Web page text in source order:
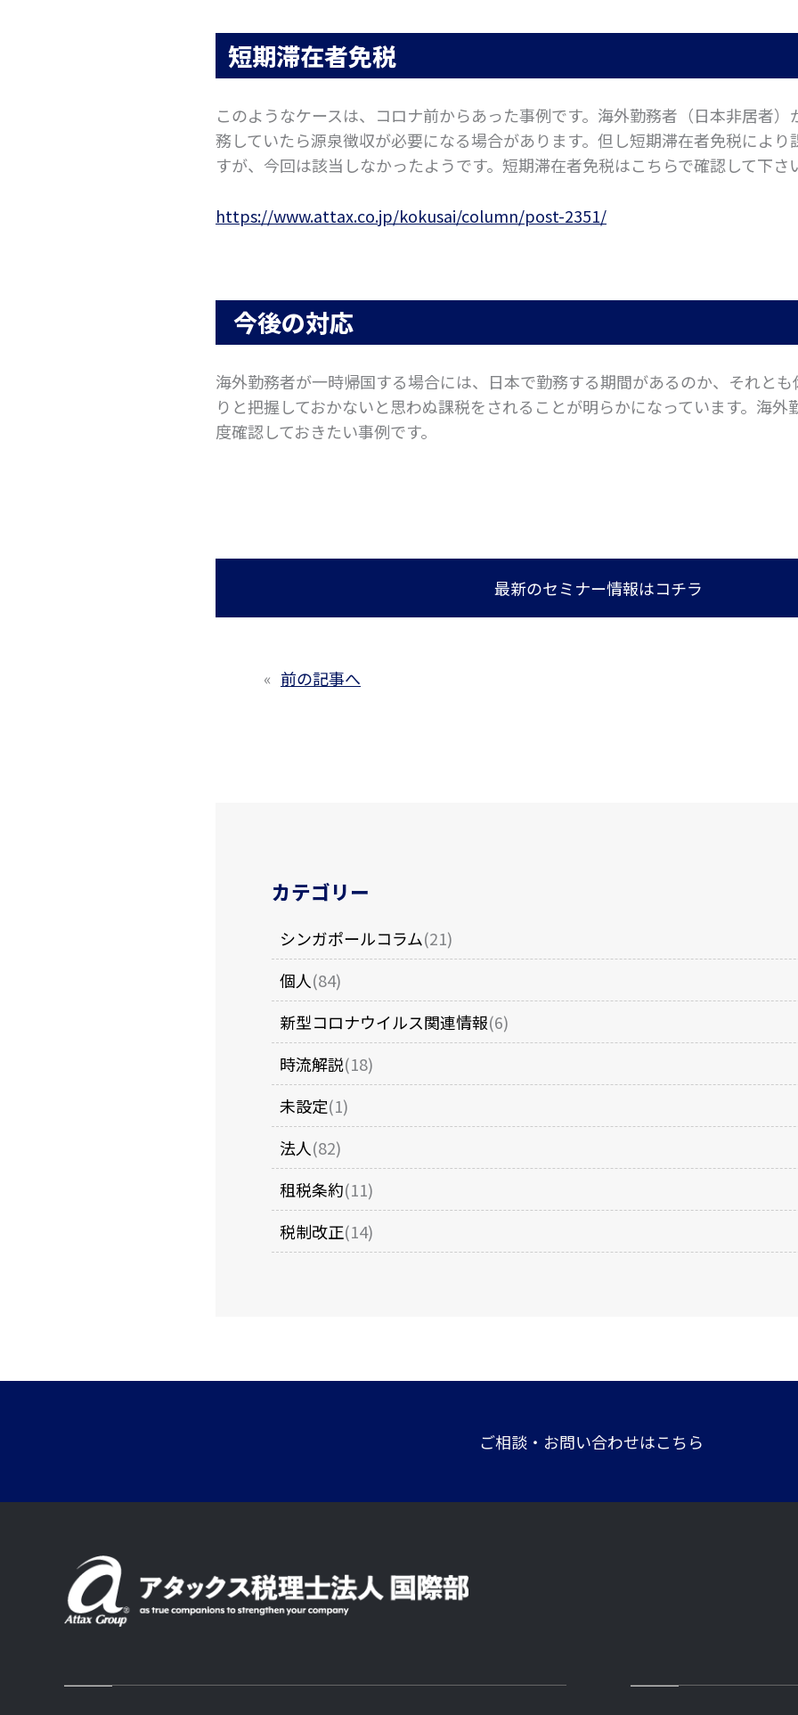
短期滞在者免税
このようなケースは、コロナ前からあった事例です。海外勤務者（日本非居者
務していたら源泉徴収が必要になる場合があります。但し短期滞在者免税により
すが、今回は該当しなかったようです。短期滞在者免税はこちらで確認して下さ
https://www.attax.co.jp/kokusai/column/post-2351/
今後の対応
海外勤務者が一時帰国する場合には、日本で勤務する期間があるのか、それと
りと把握しておかないと思わぬ課税をされることが明らかになっています。海
度確認しておきたい事例です。
最新のセミナー情報はコチラ
« 前の記事へ
カテゴリー
シンガポールコラム(21)
個人(84)
新型コロナウイルス関連情報(6)
時流解説(18)
未設定(1)
法人(82)
租税条約(11)
税制改正(14)
ご相談・お問い合わせはこちら